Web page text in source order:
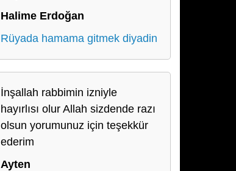
Halime Erdoğan
Rüyada hamama gitmek diyadin
İnşallah rabbimin izniyle
hayırlısı olur Allah sizdende razı
olsun yorumunuz için teşekkür
ederim
Ayten